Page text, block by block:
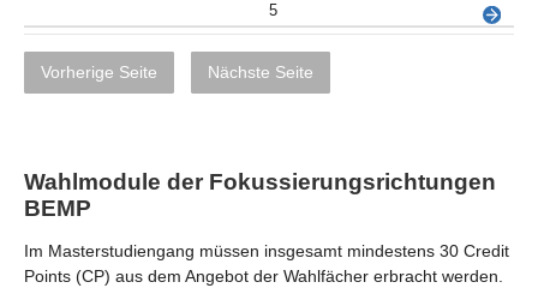
5
Vorherige Seite Nächste Seite
Wahlmodule der Fokussierungsrichtungen
BEMP
Im Masterstudiengang müssen insgesamt mindestens 30 Credit
Points (CP) aus dem Angebot der Wahlfächer erbracht werden.